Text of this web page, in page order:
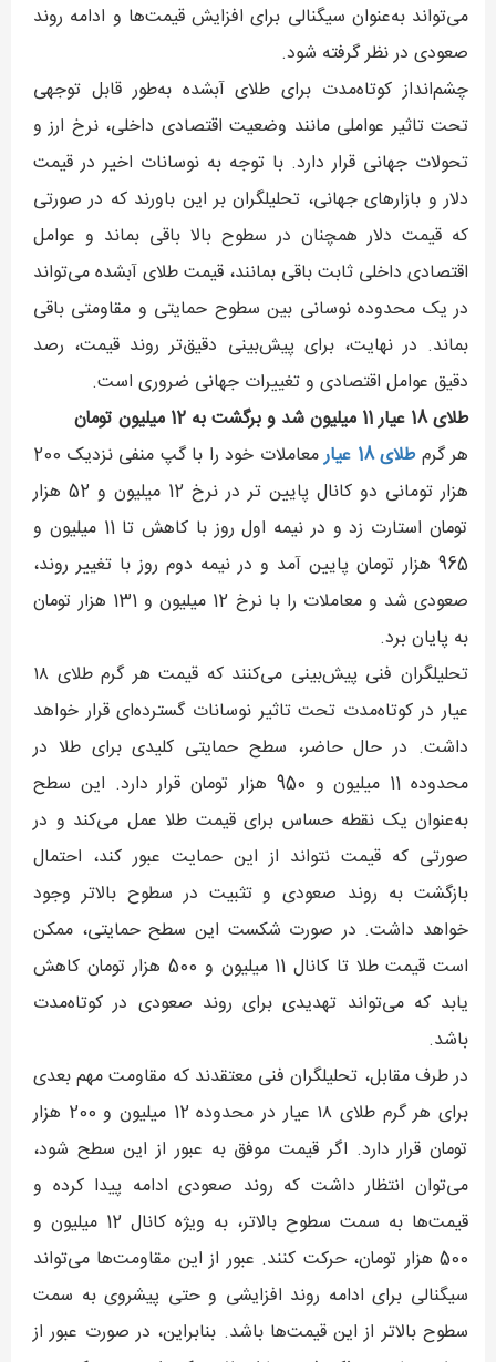
می‌تواند به‌عنوان سیگنالی برای افزایش قیمت‌ها و ادامه روند
صعودی در نظر گرفته شود.
چشم‌انداز کوتاه‌مدت برای طلای آبشده به‌طور قابل توجهی
تحت تاثیر عواملی مانند وضعیت اقتصادی داخلی، نرخ ارز و
تحولات جهانی قرار دارد. با توجه به نوسانات اخیر در قیمت
دلار و بازارهای جهانی، تحلیلگران بر این باورند که در صورتی
که قیمت دلار همچنان در سطوح بالا باقی بماند و عوامل
اقتصادی داخلی ثابت باقی بمانند، قیمت طلای آبشده می‌تواند
در یک محدوده نوسانی بین سطوح حمایتی و مقاومتی باقی
بماند. در نهایت، برای پیش‌بینی دقیق‌تر روند قیمت، رصد
دقیق عوامل اقتصادی و تغییرات جهانی ضروری است.
طلای 18 عیار 11 میلیون شد و برگشت به 12 میلیون تومان
هر گرمطلای 18 عیار
معاملات خود را با گپ منفی نزدیک 200
هزار تومانی دو کانال پایین تر در نرخ 12 میلیون و 52 هزار
تومان استارت زد و در نیمه اول روز با کاهش تا 11 میلیون و
965 هزار تومان پایین آمد و در نیمه دوم روز با تغییر روند،
صعودی شد و معاملات را با نرخ 12 میلیون و 131 هزار تومان
به پایان برد.
تحلیلگران فنی پیش‌بینی می‌کنند که قیمت هر گرم طلای ۱۸
عیار در کوتاه‌مدت تحت تاثیر نوسانات گسترده‌ای قرار خواهد
داشت. در حال حاضر، سطح حمایتی کلیدی برای طلا در
محدوده 11 میلیون و 950 هزار تومان قرار دارد. این سطح
به‌عنوان یک نقطه حساس برای قیمت طلا عمل می‌کند و در
صورتی که قیمت نتواند از این حمایت عبور کند، احتمال
بازگشت به روند صعودی و تثبیت در سطوح بالاتر وجود
خواهد داشت. در صورت شکست این سطح حمایتی، ممکن
است قیمت طلا تا کانال 11 میلیون و 500 هزار تومان کاهش
یابد که می‌تواند تهدیدی برای روند صعودی در کوتاه‌مدت
باشد.
در طرف مقابل، تحلیلگران فنی معتقدند که مقاومت مهم بعدی
برای هر گرم طلای ۱۸ عیار در محدوده 12 میلیون و 200 هزار
تومان قرار دارد. اگر قیمت موفق به عبور از این سطح شود،
می‌توان انتظار داشت که روند صعودی ادامه پیدا کرده و
قیمت‌ها به سمت سطوح بالاتر، به ویژه کانال 12 میلیون و
500 هزار تومان، حرکت کنند. عبور از این مقاومت‌ها می‌تواند
سیگنالی برای ادامه روند افزایشی و حتی پیشروی به سمت
سطوح بالاتر از این قیمت‌ها باشد. بنابراین، در صورت عبور از